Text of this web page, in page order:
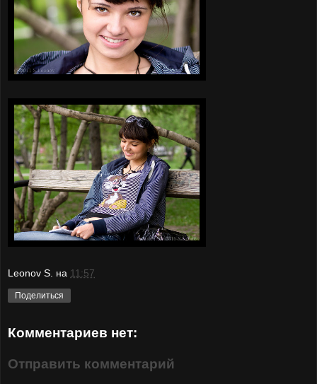
Leonov S. на 11:57
Поделиться
Комментариев нет:
Отправить комментарий